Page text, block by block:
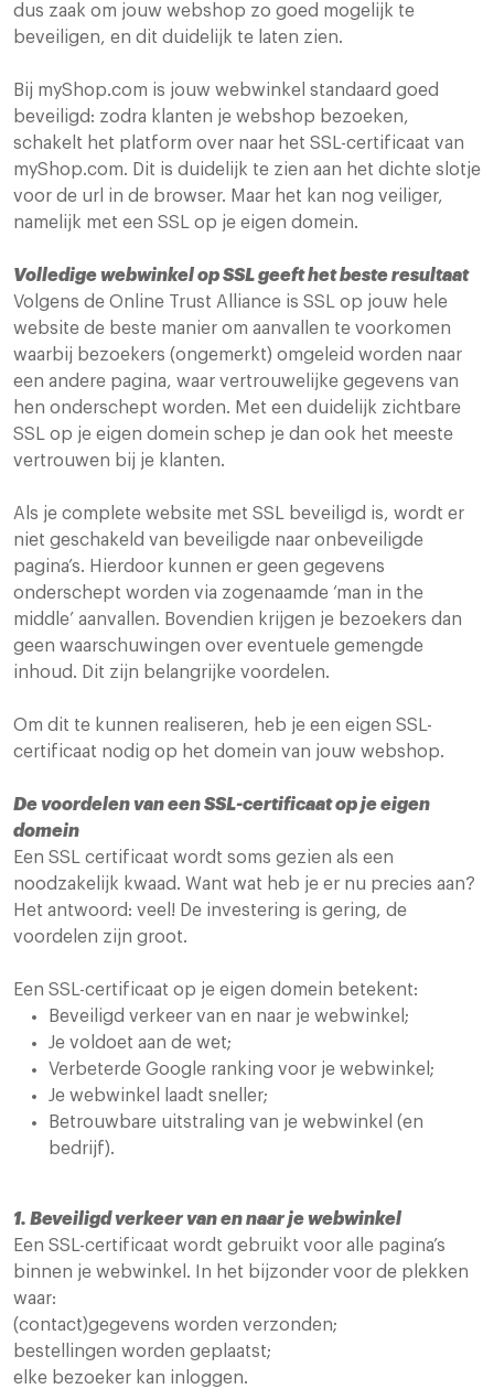
dus zaak om jouw webshop zo goed mogelijk te
beveiligen, en dit duidelijk te laten zien.
Bij myShop.com is jouw webwinkel standaard goed
beveiligd: zodra klanten je webshop bezoeken,
schakelt het platform over naar het SSL-certificaat van
myShop.com. Dit is duidelijk te zien aan het dichte slotje
voor de url in de browser. Maar het kan nog veiliger,
namelijk met een SSL op je eigen domein.
Volledige webwinkel op SSL geeft het beste resultaat
Volgens de Online Trust Alliance is SSL op jouw hele
website de beste manier om aanvallen te voorkomen
waarbij bezoekers (ongemerkt) omgeleid worden naar
een andere pagina, waar vertrouwelijke gegevens van
hen onderschept worden. Met een duidelijk zichtbare
SSL op je eigen domein schep je dan ook het meeste
vertrouwen bij je klanten.
Als je complete website met SSL beveiligd is, wordt er
niet geschakeld van beveiligde naar onbeveiligde
pagina’s. Hierdoor kunnen er geen gegevens
onderschept worden via zogenaamde ‘man in the
middle’ aanvallen. Bovendien krijgen je bezoekers dan
geen waarschuwingen over eventuele gemengde
inhoud. Dit zijn belangrijke voordelen.
Om dit te kunnen realiseren, heb je een eigen SSL-
certificaat nodig op het domein van jouw webshop.
De voordelen van een SSL-certificaat op je eigen
domein
Een SSL certificaat wordt soms gezien als een
noodzakelijk kwaad. Want wat heb je er nu precies aan?
Het antwoord: veel! De investering is gering, de
voordelen zijn groot.
Een SSL-certificaat op je eigen domein betekent:
Beveiligd verkeer van en naar je webwinkel;
Je voldoet aan de wet;
Verbeterde Google ranking voor je webwinkel;
Je webwinkel laadt sneller;
Betrouwbare uitstraling van je webwinkel (en
bedrijf).
1. Beveiligd verkeer van en naar je webwinkel
Een SSL-certificaat wordt gebruikt voor alle pagina’s
binnen je webwinkel. In het bijzonder voor de plekken
waar:
(contact)gegevens worden verzonden;
bestellingen worden geplaatst;
elke bezoeker kan inloggen.